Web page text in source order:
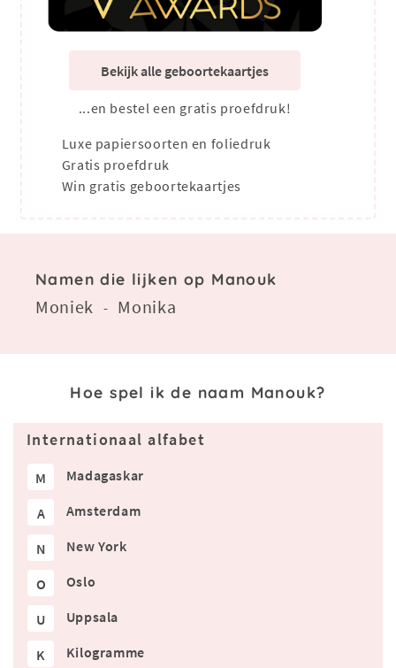
Bekijk alle geboortekaartjes
...en bestel een gratis proefdruk!
Luxe papiersoorten en foliedruk
Gratis proefdruk
Win gratis geboortekaartjes
Namen die lijken op Manouk
Moniek - Monika
Hoe spel ik de naam Manouk?
Internationaal alfabet
M Madagaskar
A Amsterdam
N New York
O Oslo
U Uppsala
K Kilogramme